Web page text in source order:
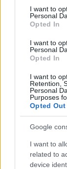
consent section.
I want to
Personal
Opted In
I want to
Personal
Opted In
I want to
Retention,
Personal
Purposes
Opted Out
Google
I want to
related to
device
Népszerű